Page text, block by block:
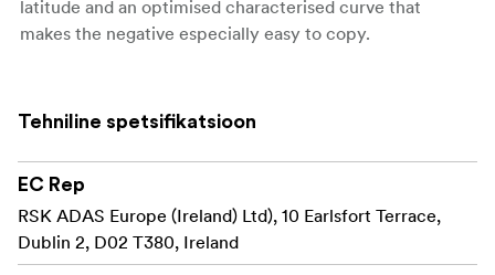
latitude and an optimised characterised curve that
makes the negative especially easy to copy.
Tehniline spetsifikatsioon
EC Rep
RSK ADAS Europe (Ireland) Ltd), 10 Earlsfort Terrace,
Dublin 2, D02 T380, Ireland